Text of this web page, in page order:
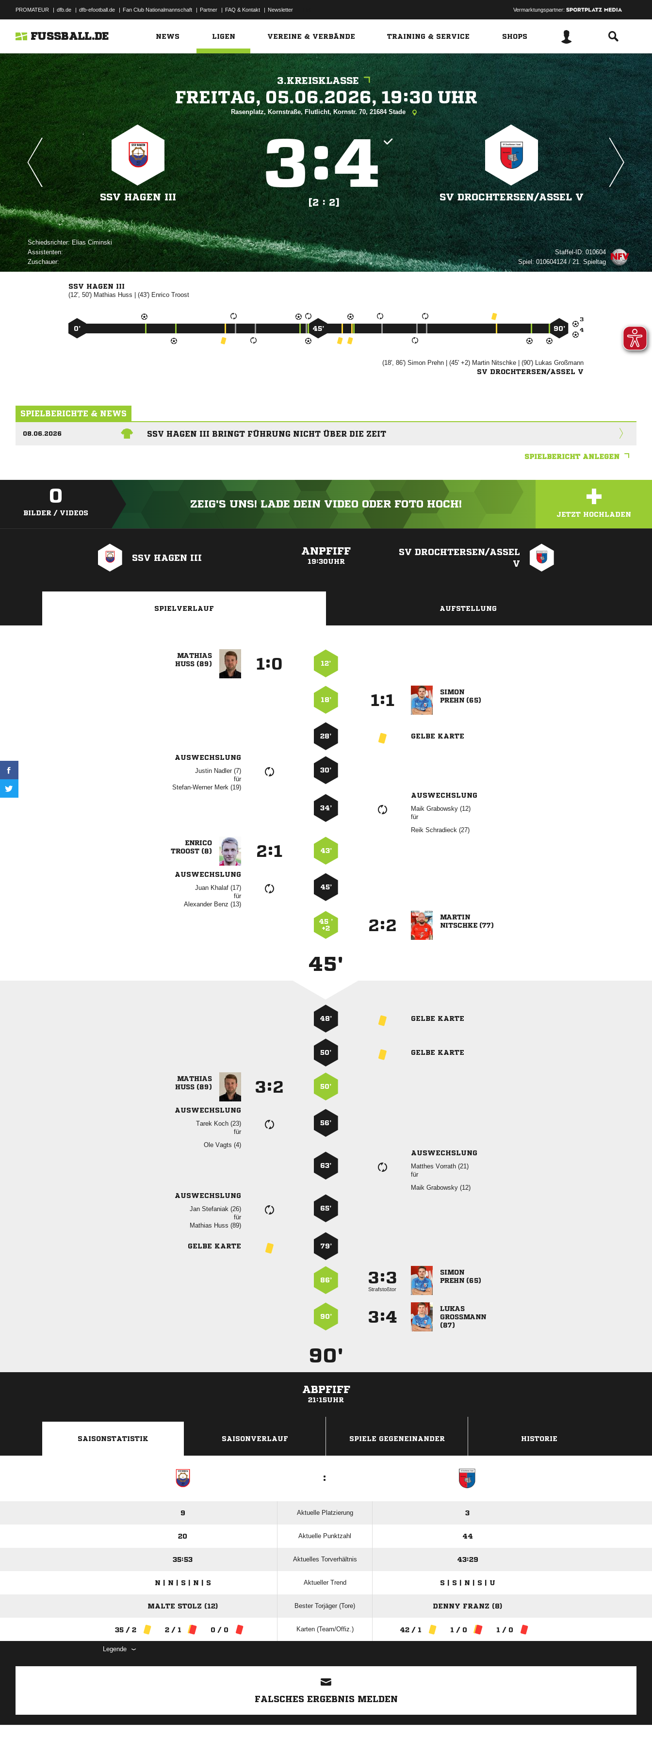
PROMATEUR | dfb.de | dfb-efootball.de | Fan Club Nationalmannschaft | Partner | FAQ & Kontakt | Newsletter Vermarktungspartner:
FUSSBALL.DE NEWS LIGEN VEREINE & VERBÄNDE TRAINING & SERVICE SHOPS
3.KREISKLASSE
   
Rasenplatz, Kornstraße, Flutlicht, Kornstr. 70, 21684 Stade
SSV HAGEN III
:
[2 : 2]
SV DROCHTERSEN/​ASSEL V
Schiedsrichter: 
Assistenten:
Zuschauer:
Staffel-ID:010604
Spiel:010604124 / 21. Spieltag
SSV HAGEN III
(12', 50')   | (43') 


0’ 45’ 90’
(18', 86')  | (45' +2)   | (90')  
SV DROCHTERSEN/ASSEL V
SPIELBERICHTE & NEWS
08.06.2026 SSV HAGEN III BRINGT FÜHRUNG NICHT ÜBER DIE ZEIT
SPIELBERICHT ANLEGEN
0
BILDER / VIDEOS
ZEIG'S UNS! LADE DEIN VIDEO ODER FOTO HOCH! +
JETZT HOCHLADEN
SSV HAGEN III
ANPFIFF
19:30UHR
SV DROCHTERSEN/ASSEL
V
SPIELVERLAUF AUFSTELLUNG

 
: 12’
18’ :

 
28’ GELBE KARTE
AUSWECHSLUNG
  
für
  
30’
34’
AUSWECHSLUNG
  
für
  

 
: 43’
AUSWECHSLUNG
  
für
  
45’
45 ’
+2
:

 
45'
48’ GELBE KARTE
50’ GELBE KARTE

 
: 50’
AUSWECHSLUNG
  
für
  
56’
63’
AUSWECHSLUNG
  
für
  
AUSWECHSLUNG
  
für
  
65’
GELBE KARTE 79’
86’ :
Strafstoßtor

 
90’ :



90'
ABPFIFF
21:15UHR
SAISONSTATISTIK SAISONVERLAUF SPIELE GEGENEINANDER HISTORIE
:
9 Aktuelle Platzierung 3
20 Aktuelle Punktzahl 44
35:53 Aktuelles Torverhältnis 43:29
N | N | S | N | S Aktueller Trend S | S | N | S | U
MALTE STOLZ (12) Bester Torjäger (Tore) DENNY FRANZ (8)
35 / 2 2 / 1 0 / 0 Karten (Team/Offiz.) 42 / 1 1 / 0 1 / 0
Legende
FALSCHES ERGEBNIS MELDEN